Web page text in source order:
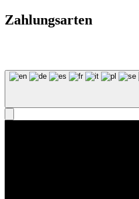
Zahlungsarten